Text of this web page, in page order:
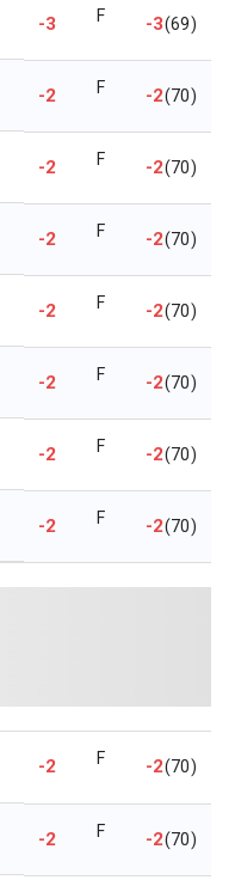
-3 F -3(69)
-2 F -2(70)
-2 F -2(70)
-2 F -2(70)
-2 F -2(70)
-2 F -2(70)
-2 F -2(70)
-2 F -2(70)
-2 F -2(70)
-2 F -2(70)